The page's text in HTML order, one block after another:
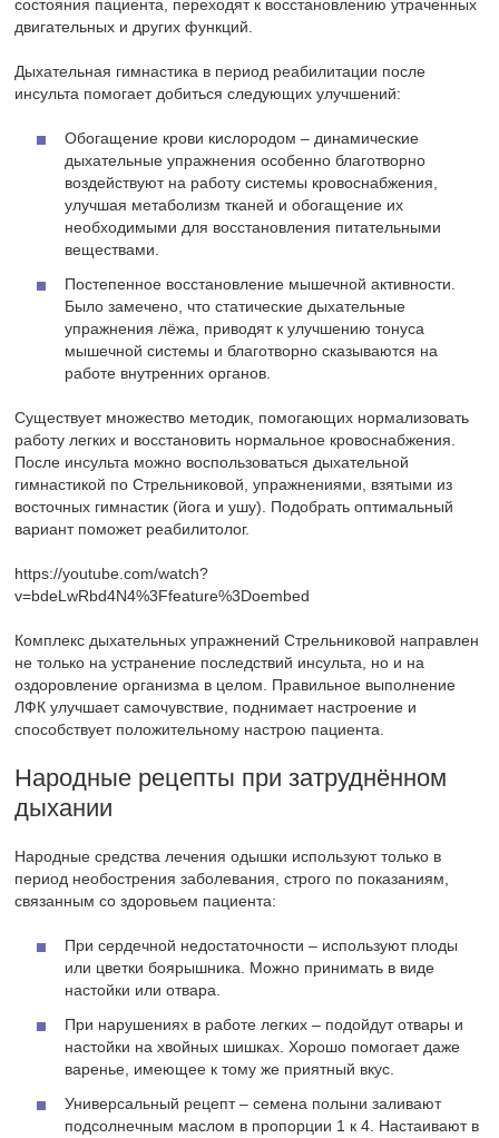
состояния пациента, переходят к восстановлению утраченных
двигательных и других функций.
Дыхательная гимнастика в период реабилитации после
инсульта помогает добиться следующих улучшений:
Обогащение крови кислородом – динамические
дыхательные упражнения особенно благотворно
воздействуют на работу системы кровоснабжения,
улучшая метаболизм тканей и обогащение их
необходимыми для восстановления питательными
веществами.
Постепенное восстановление мышечной активности.
Было замечено, что статические дыхательные
упражнения лёжа, приводят к улучшению тонуса
мышечной системы и благотворно сказываются на
работе внутренних органов.
Существует множество методик, помогающих нормализовать
работу легких и восстановить нормальное кровоснабжения.
После инсульта можно воспользоваться дыхательной
гимнастикой по Стрельниковой, упражнениями, взятыми из
восточных гимнастик (йога и ушу). Подобрать оптимальный
вариант поможет реабилитолог.
https://youtube.com/watch?
v=bdeLwRbd4N4%3Ffeature%3Doembed
Комплекс дыхательных упражнений Стрельниковой направлен
не только на устранение последствий инсульта, но и на
оздоровление организма в целом. Правильное выполнение
ЛФК улучшает самочувствие, поднимает настроение и
способствует положительному настрою пациента.
Народные рецепты при затруднённом
дыхании
Народные средства лечения одышки используют только в
период необострения заболевания, строго по показаниям,
связанным со здоровьем пациента:
При сердечной недостаточности – используют плоды
или цветки боярышника. Можно принимать в виде
настойки или отвара.
При нарушениях в работе легких – подойдут отвары и
настойки на хвойных шишках. Хорошо помогает даже
варенье, имеющее к тому же приятный вкус.
Универсальный рецепт – семена полыни заливают
подсолнечным маслом в пропорции 1 к 4. Настаивают в